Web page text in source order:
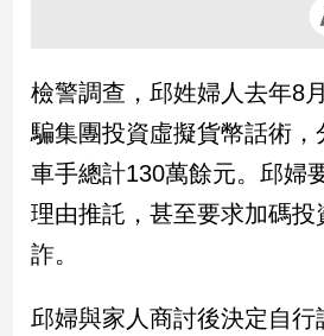
政
治
政
治
焦
品
點
檢警調查，邱姓婦人去年8
騙集團投資虛擬貨幣話術，
車手總計130萬餘元。邱婦
理由推託，甚至要求加碼投
詐。
邱婦與家人商討後決定自